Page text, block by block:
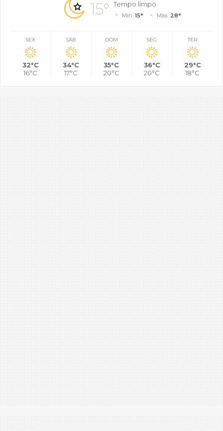
15° Tempo limpo
Mín.15° Máx. 28°
SEX
32°C
16°C
SÁB
34°C
17°C
DOM
35°C
20°C
SEG
36°C
20°C
TER
29°C
18°C